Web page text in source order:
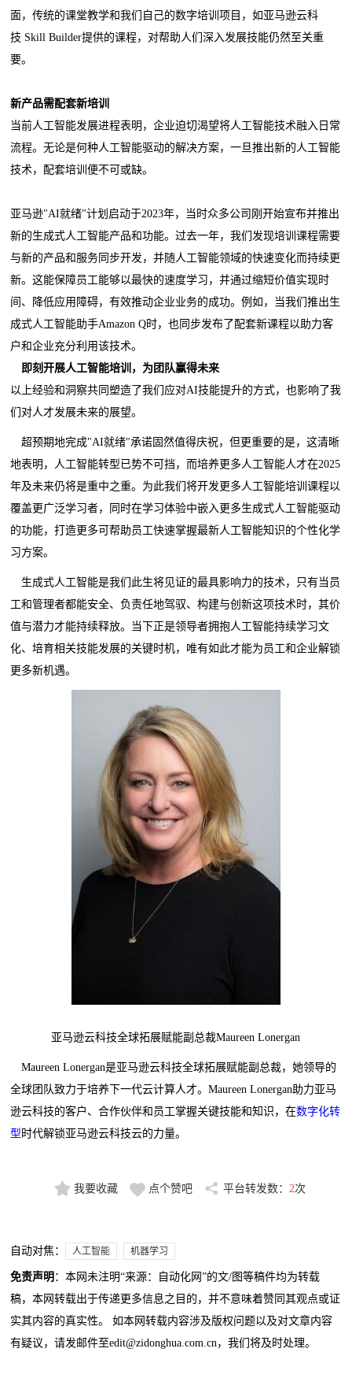
面，传统的课堂教学和我们自己的数字培训项目，如亚马逊云科
技 Skill Builder提供的课程，对帮助人们深入发展技能仍然至关重
要。
新产品需配套新培训
当前人工智能发展进程表明，企业迫切渴望将人工智能技术融入日常
流程。无论是何种人工智能驱动的解决方案，一旦推出新的人工智能
技术，配套培训便不可或缺。
亚马逊"AI就绪"计划启动于2023年，当时众多公司刚开始宣布并推出
新的生成式人工智能产品和功能。过去一年，我们发现培训课程需要
与新的产品和服务同步开发，并随人工智能领域的快速变化而持续更
新。这能保障员工能够以最快的速度学习，并通过缩短价值实现时
间、降低应用障碍，有效推动企业业务的成功。例如，当我们推出生
成式人工智能助手Amazon Q时，也同步发布了配套新课程以助力客
户和企业充分利用该技术。
即刻开展人工智能培训，为团队赢得未来
以上经验和洞察共同塑造了我们应对AI技能提升的方式，也影响了我
们对人才发展未来的展望。
超预期地完成"AI就绪"承诺固然值得庆祝，但更重要的是，这清晰
地表明，人工智能转型已势不可挡，而培养更多人工智能人才在2025
年及未来仍将是重中之重。为此我们将开发更多人工智能培训课程以
覆盖更广泛学习者，同时在学习体验中嵌入更多生成式人工智能驱动
的功能，打造更多可帮助员工快速掌握最新人工智能知识的个性化学
习方案。
生成式人工智能是我们此生将见证的最具影响力的技术，只有当员
工和管理者都能安全、负责任地驾驭、构建与创新这项技术时，其价
值与潜力才能持续释放。当下正是领导者拥抱人工智能持续学习文
化、培育相关技能发展的关键时机，唯有如此才能为员工和企业解锁
更多新机遇。
亚马逊云科技全球拓展赋能副总裁Maureen Lonergan
Maureen Lonergan是亚马逊云科技全球拓展赋能副总裁，她领导的
全球团队致力于培养下一代云计算人才。Maureen Lonergan助力亚马
逊云科技的客户、合作伙伴和员工掌握关键技能和知识，在数字化转
型 时代解锁亚马逊云科技云的力量。
我要收藏 点个赞吧 平台转发数： 2次
自动对焦： 人工智能 机器学习
免责声明 ：本网未注明“来源：自动化网”的文/图等稿件均为转载
稿，本网转载出于传递更多信息之目的，并不意味着赞同其观点或证
实其内容的真实性。 如本网转载内容涉及版权问题以及对文章内容
有疑议，请发邮件至edit@zidonghua.com.cn，我们将及时处理。